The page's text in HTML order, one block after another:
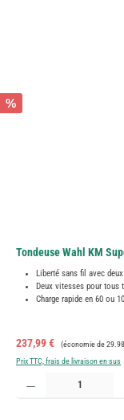
%
Tondeuse Wahl KM
Liberté sans fil avec
Deux vitesses pour tous
Charge rapide en 60 ou
Prix de vente :
237,99 € Prix régulier :
(économie de
Prix TTC, frais de livraison en sus
Quantité de produit : Entrez